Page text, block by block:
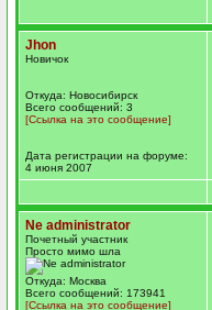
Jhon
Новичок
Откуда: Новосибирск
Всего сообщений: 3
[Ссылка на это сообщение]
Дата регистрации на форуме:
4 июня 2007
Ne administrator
Почетный участник
Просто мимо шла
Откуда: Москва
Всего сообщений: 173941
[Ссылка на это сообщение]